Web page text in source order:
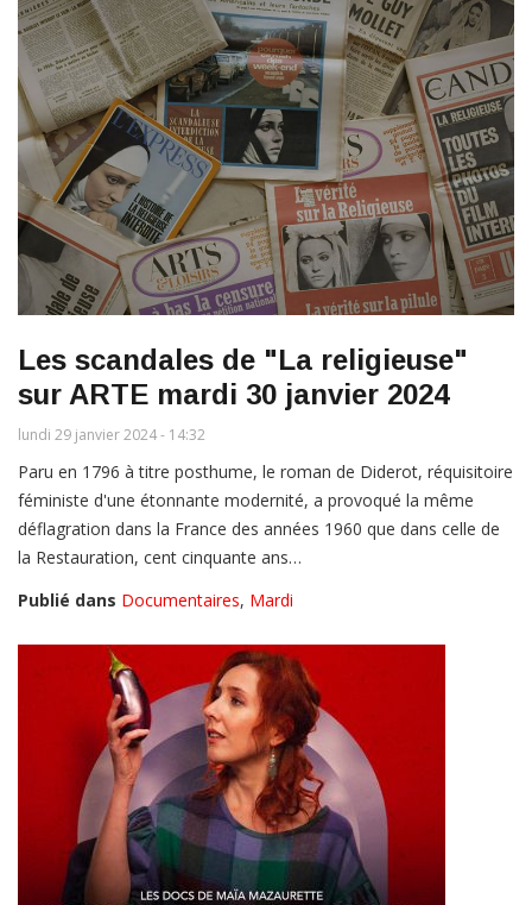
Les scandales de "La religieuse"
sur ARTE mardi 30 janvier 2024
lundi 29 janvier 2024 - 14:32
Paru en 1796 à titre posthume, le roman de Diderot, réquisitoire
féministe d'une étonnante modernité, a provoqué la même
déflagration dans la France des années 1960 que dans celle de
la Restauration, cent cinquante ans…
Publié dans Documentaires, Mardi